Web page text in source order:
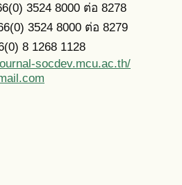
3524 8000 ต่อ 8278
3524 8000 ต่อ 8279
8 1268 1128
socdev.mcu.ac.th/